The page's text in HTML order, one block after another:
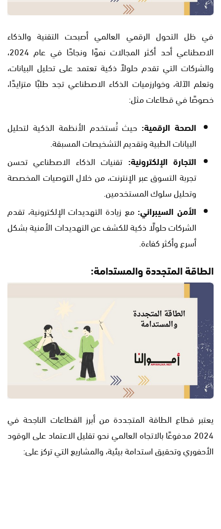
في ظل التحول الرقمي العالمي أصبحت التقنية والذكاء
الاصطناعي أحد أكثر المجالات نموًا ونجاحًا في عام 2024،
والشركات التي تقدم حلولاً ذكية تعتمد على تحليل البيانات،
وتعلم الآلة، وخوارزميات الذكاء الاصطناعي تجد طلبًا متزايدًا،
خصوصًا في قطاعات مثل:
الصحة الرقمية: حيث تُستخدم الأنظمة الذكية لتحليل
البيانات الطبية وتقديم التشخيصات المسبقة.
التجارة الإلكترونية: تقنيات الذكاء الاصطناعي تحسن
تجربة التسوق عبر الإنترنت، من خلال التوصيات المخصصة
وتحليل سلوك المستخدمين.
الأمن السيبراني: مع زيادة التهديدات الإلكترونية، تقدم
الشركات حلولًا ذكية للكشف عن التهديدات الأمنية بشكل
أسرع وأكثر كفاءة.
الطاقة المتجددة والمستدامة:
يعتبر قطاع الطاقة المتجددة من أبرز القطاعات الناجحة في
2024 مدفوعًا بالاتجاه العالمي نحو تقليل الاعتماد على الوقود
الأحفوري وتحقيق استدامة بيئية، والمشاريع التي تركز على: